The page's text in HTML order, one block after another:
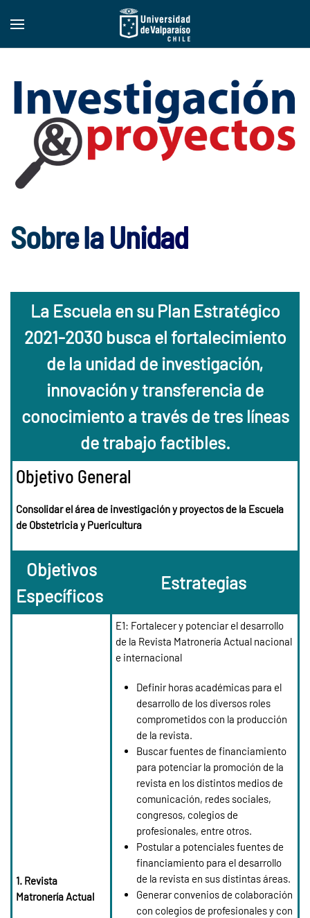
Sobre la Unidad
La Escuela en su Plan Estratégico
2021-2030 busca el fortalecimiento
de la unidad de investigación,
innovación y transferencia de
conocimiento a través de tres líneas
de trabajo factibles.
Objetivo General
Consolidar el área de investigación y proyectos de la Escuela
de Obstetricia y Puericultura
Objetivos
Específicos
Estrategias
1. Revista
Matronería Actual
E1: Fortalecer y potenciar el desarrollo
de la Revista Matronería Actual nacional
e internacional
Definir horas académicas para el
desarrollo de los diversos roles
comprometidos con la producción
de la revista.
Buscar fuentes de financiamiento
para potenciar la promoción de la
revista en los distintos medios de
comunicación, redes sociales,
congresos, colegios de
profesionales, entre otros.
Postular a potenciales fuentes de
financiamiento para el desarrollo
de la revista en sus distintas áreas.
Generar convenios de colaboración
con colegios de profesionales y con